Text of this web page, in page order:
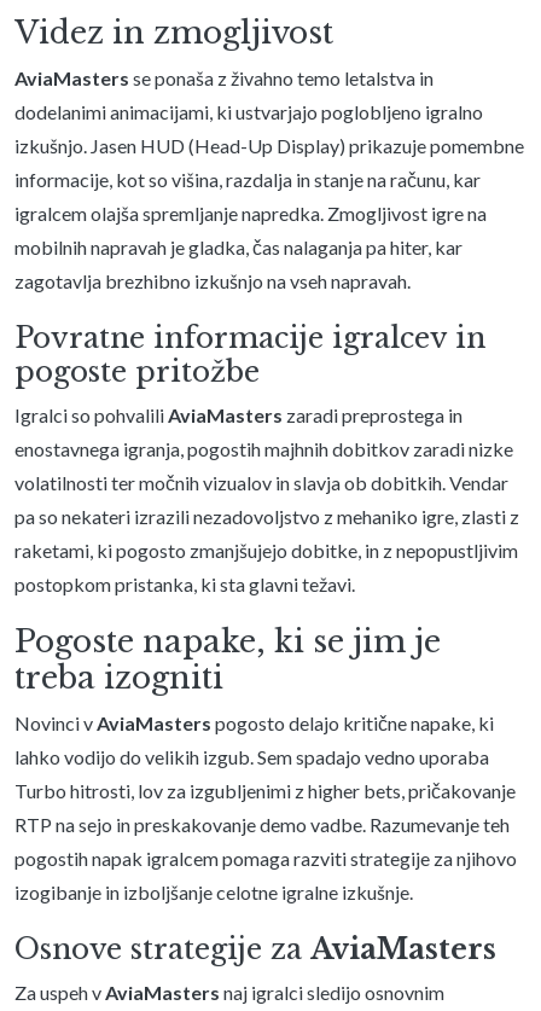
Videz in zmogljivost
AviaMasters se ponaša z živahno temo letalstva in
dodelanimi animacijami, ki ustvarjajo poglobljeno igralno
izkušnjo. Jasen HUD (Head-Up Display) prikazuje pomembne
informacije, kot so višina, razdalja in stanje na računu, kar
igralcem olajša spremljanje napredka. Zmogljivost igre na
mobilnih napravah je gladka, čas nalaganja pa hiter, kar
zagotavlja brezhibno izkušnjo na vseh napravah.
Povratne informacije igralcev in
pogoste pritožbe
Igralci so pohvaliliAviaMasters zaradi preprostega in
enostavnega igranja, pogostih majhnih dobitkov zaradi nizke
volatilnosti ter močnih vizualov in slavja ob dobitkih. Vendar
pa so nekateri izrazili nezadovoljstvo z mehaniko igre, zlasti z
raketami, ki pogosto zmanjšujejo dobitke, in z nepopustljivim
postopkom pristanka, ki sta glavni težavi.
Pogoste napake, ki se jim je
treba izogniti
Novinci vAviaMasters pogosto delajo kritične napake, ki
lahko vodijo do velikih izgub. Sem spadajo vedno uporaba
Turbo hitrosti, lov za izgubljenimi z higher bets, pričakovanje
RTP na sejo in preskakovanje demo vadbe. Razumevanje teh
pogostih napak igralcem pomaga razviti strategije za njihovo
izogibanje in izboljšanje celotne igralne izkušnje.
Osnove strategije za AviaMasters
Za uspeh vAviaMasters naj igralci sledijo osnovnim